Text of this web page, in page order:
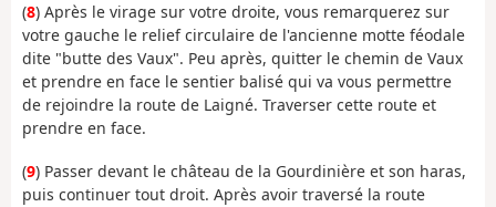
(8) Après le virage sur votre droite, vous remarquerez sur
votre gauche le relief circulaire de l'ancienne motte féodale
dite "butte des Vaux". Peu après, quitter le chemin de Vaux
et prendre en face le sentier balisé qui va vous permettre
de rejoindre la route de Laigné. Traverser cette route et
prendre en face.
(9) Passer devant le château de la Gourdinière et son haras,
puis continuer tout droit. Après avoir traversé la route